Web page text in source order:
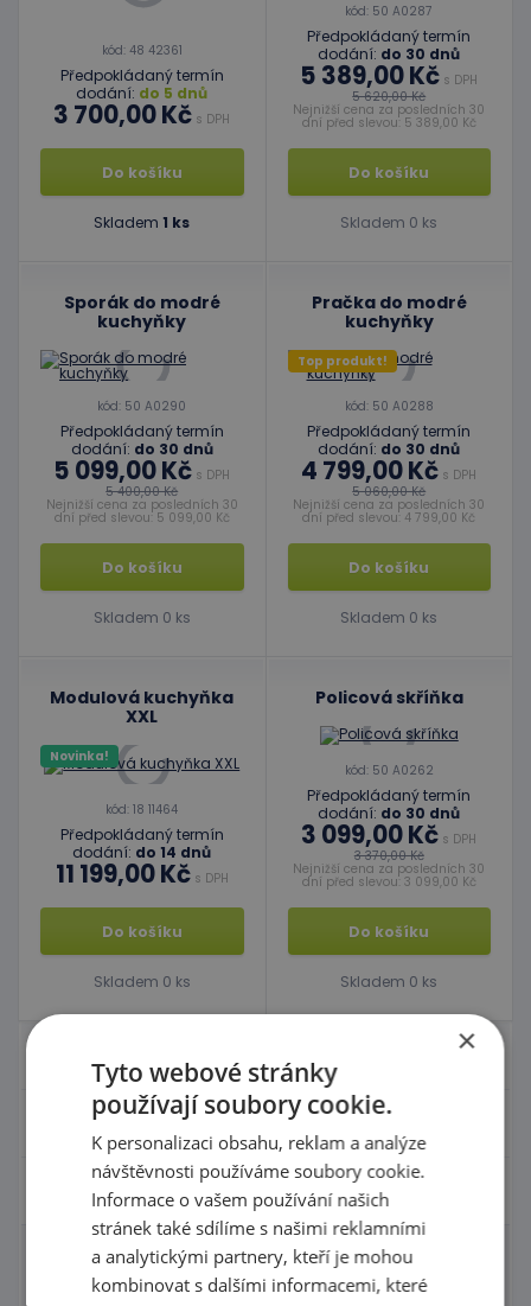
Didaktické pomůcky
Hračky - Tematika
Domečky pro panenky a příslušenství
kód: 48 42361
Předpokládaný termín
dodání: do 5 dnů
3 700,00 Kč s DPH
Do košíku
Skladem 1 ks
kód: 50 A0287
Předpokládaný termín
dodání: do 30 dnů
5 389,00 Kč s DPH
5 620,00 Kč
Nejnižší cena za posledních 30
dní před slevou: 5 389,00 Kč
Do košíku
Skladem 0 ks
Sporák do modré
kuchyňky
kód: 50 A0290
Předpokládaný termín
dodání: do 30 dnů
5 099,00 Kč s DPH
5 400,00 Kč
Nejnižší cena za posledních 30
dní před slevou: 5 099,00 Kč
Do košíku
Skladem 0 ks
Pračka do modré
kuchyňky
Top produkt!
kód: 50 A0288
Předpokládaný termín
dodání: do 30 dnů
4 799,00 Kč s DPH
5 060,00 Kč
Nejnižší cena za posledních 30
dní před slevou: 4 799,00 Kč
Do košíku
Skladem 0 ks
Modulová kuchyňka
XXL
Novinka!
kód: 18 11464
Předpokládaný termín
dodání: do 14 dnů
11 199,00 Kčs DPH
Do košíku
Skladem 0 ks
Policová skříňka
kód: 50 A0262
Předpokládaný termín
dodání: do 30 dnů
3 099,00 Kč s DPH
3 370,00 Kč
Nejnižší cena za posledních 30
dní před slevou: 3 099,00 Kč
Do košíku
Skladem 0 ks
×
Tyto webové stránky
používají soubory cookie.
K personalizaci obsahu, reklam a analýze
návštěvnosti používáme soubory cookie.
Informace o vašem používání našich
stránek také sdílíme s našimi reklamními
a analytickými partnery, kteří je mohou
kombinovat s dalšími informacemi, které